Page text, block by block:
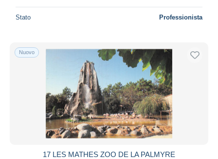
Stato Professionista
Nuovo
17 LES MATHES ZOO DE LA PALMYRE